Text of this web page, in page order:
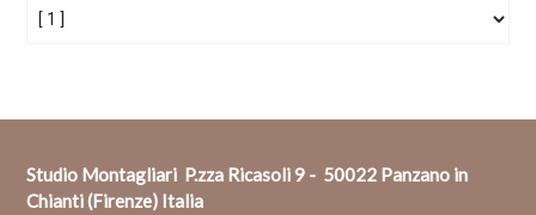
Studio Montagliari P.zza Ricasoli 9 - 50022 Panzano in
Chianti (Firenze) Italia